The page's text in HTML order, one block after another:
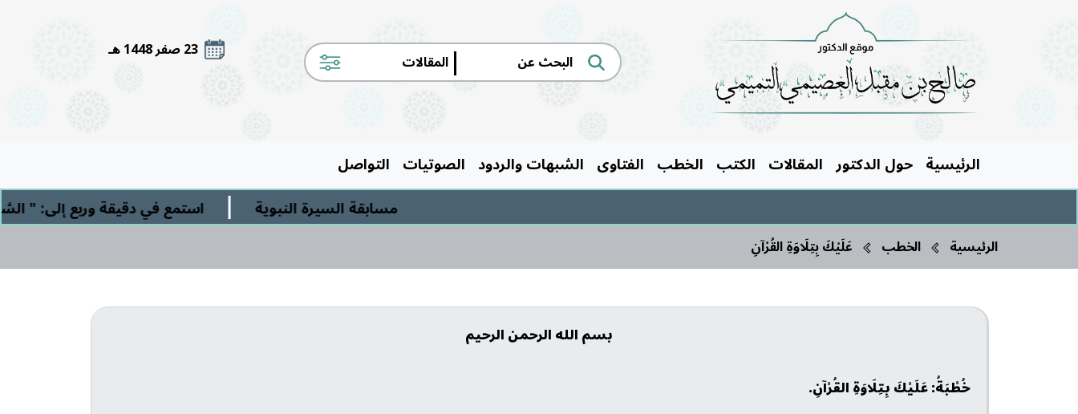
| 23 صفر 1448 هـ
الرئيسية حول الدكتور المقالات الكتب الخطب الفتاوى الشبهات والردود الصوتيات التواصل
مسابقة السيرة النبوية
| استمع في دقيقة وربع إلى: " الشرك
الرئيسية الخطب عَلَيْكَ بِتِلَاوَةِ القُرْآنِ
بسم الله الرحمن الرحيم
خُطْبَةُ: عَلَيْكَ بِتِلَاوَةِ القُرْآنِ.